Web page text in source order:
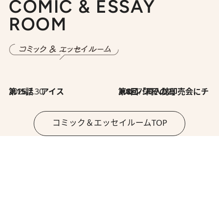
COMIC & ESSAY
ROOM
2026.7.30
第15話 アイス 2026.7.30
第8回「同人誌即売会にチャレンジ その2」
コミック＆エッセイルームTOP